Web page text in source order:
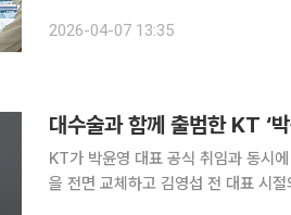
2026-04-07 13:35
KT가 박윤영 대표 공식 취임과 동시
을 전면 교체하고 김영섭 전 대표 시